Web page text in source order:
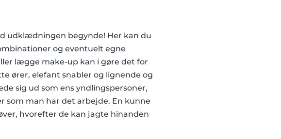
udklædningen begynde! Her kan du
og eventuelt egne
lægge make-up kan i gøre det for
ører, elefant snabler og lignende og
sig ud som ens yndlingspersoner,
som man har det arbejde. En kunne
hvorefter de kan jagte hinanden